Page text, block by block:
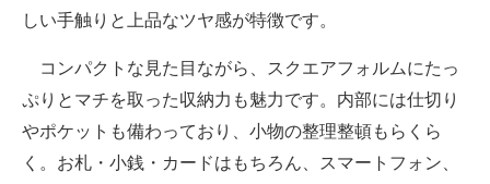
しい手触りと上品なツヤ感が特徴です。
コンパクトな見た目ながら、スクエアフォルムにたっ
ぷりとマチを取った収納力も魅力です。内部には仕切り
やポケットも備わっており、小物の整理整頓もらくら
く。お札・小銭・カードはもちろん、スマートフォン、